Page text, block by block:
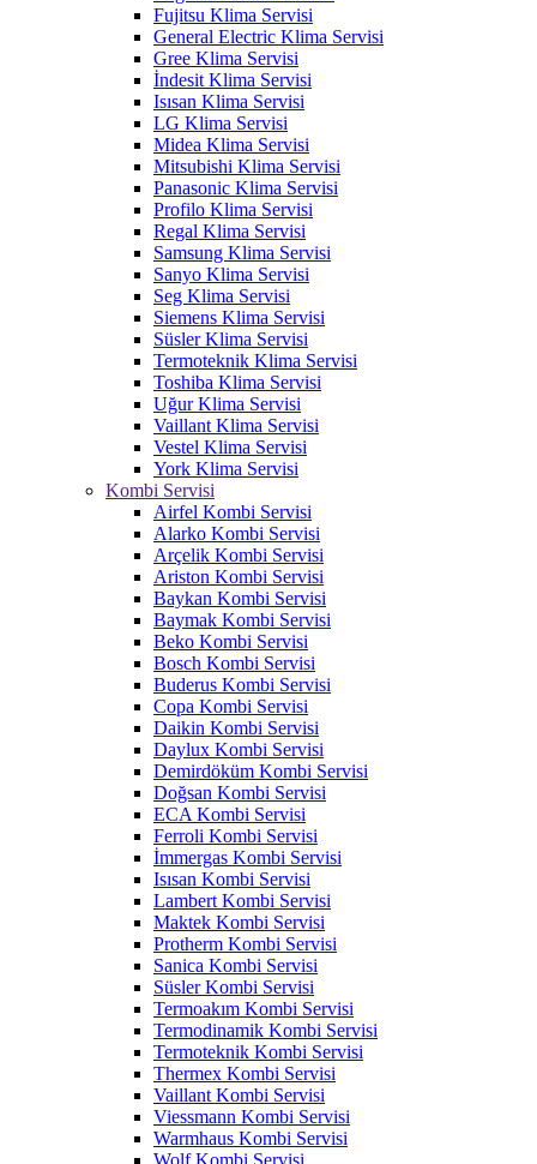
Fujitsu Klima Servisi
General Electric Klima Servisi
Gree Klima Servisi
İndesit Klima Servisi
Isısan Klima Servisi
LG Klima Servisi
Midea Klima Servisi
Mitsubishi Klima Servisi
Panasonic Klima Servisi
Profilo Klima Servisi
Regal Klima Servisi
Samsung Klima Servisi
Sanyo Klima Servisi
Seg Klima Servisi
Siemens Klima Servisi
Süsler Klima Servisi
Termoteknik Klima Servisi
Toshiba Klima Servisi
Uğur Klima Servisi
Vaillant Klima Servisi
Vestel Klima Servisi
York Klima Servisi
Kombi Servisi
Airfel Kombi Servisi
Alarko Kombi Servisi
Arçelik Kombi Servisi
Ariston Kombi Servisi
Baykan Kombi Servisi
Baymak Kombi Servisi
Beko Kombi Servisi
Bosch Kombi Servisi
Buderus Kombi Servisi
Copa Kombi Servisi
Daikin Kombi Servisi
Daylux Kombi Servisi
Demirdöküm Kombi Servisi
Doğsan Kombi Servisi
ECA Kombi Servisi
Ferroli Kombi Servisi
İmmergas Kombi Servisi
Isısan Kombi Servisi
Lambert Kombi Servisi
Maktek Kombi Servisi
Protherm Kombi Servisi
Sanica Kombi Servisi
Süsler Kombi Servisi
Termoakım Kombi Servisi
Termodinamik Kombi Servisi
Termoteknik Kombi Servisi
Thermex Kombi Servisi
Vaillant Kombi Servisi
Viessmann Kombi Servisi
Warmhaus Kombi Servisi
Wolf Kombi Servisi